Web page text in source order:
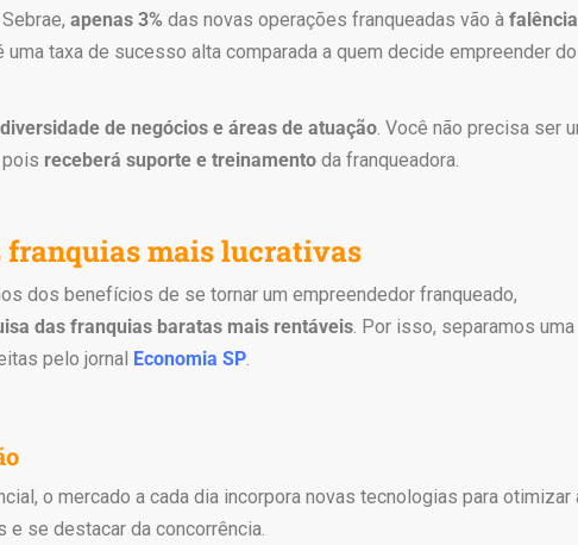
apenas 3% das novas operações franqueadas vão à
uma taxa de sucesso alta comparada a quem decide empreender do
diversidade de negócios e áreas de atuação . Você não precisa ser
receberá suporte e treinamento da franqueadora.
franquias mais lucrativas
dos benefícios de se tornar um empreendedor franqueado,
das franquias baratas mais rentáveis . Por isso, separamos uma
pelo jornal Economia SP
o mercado a cada dia incorpora novas tecnologias para otimizar
se destacar da concorrência.